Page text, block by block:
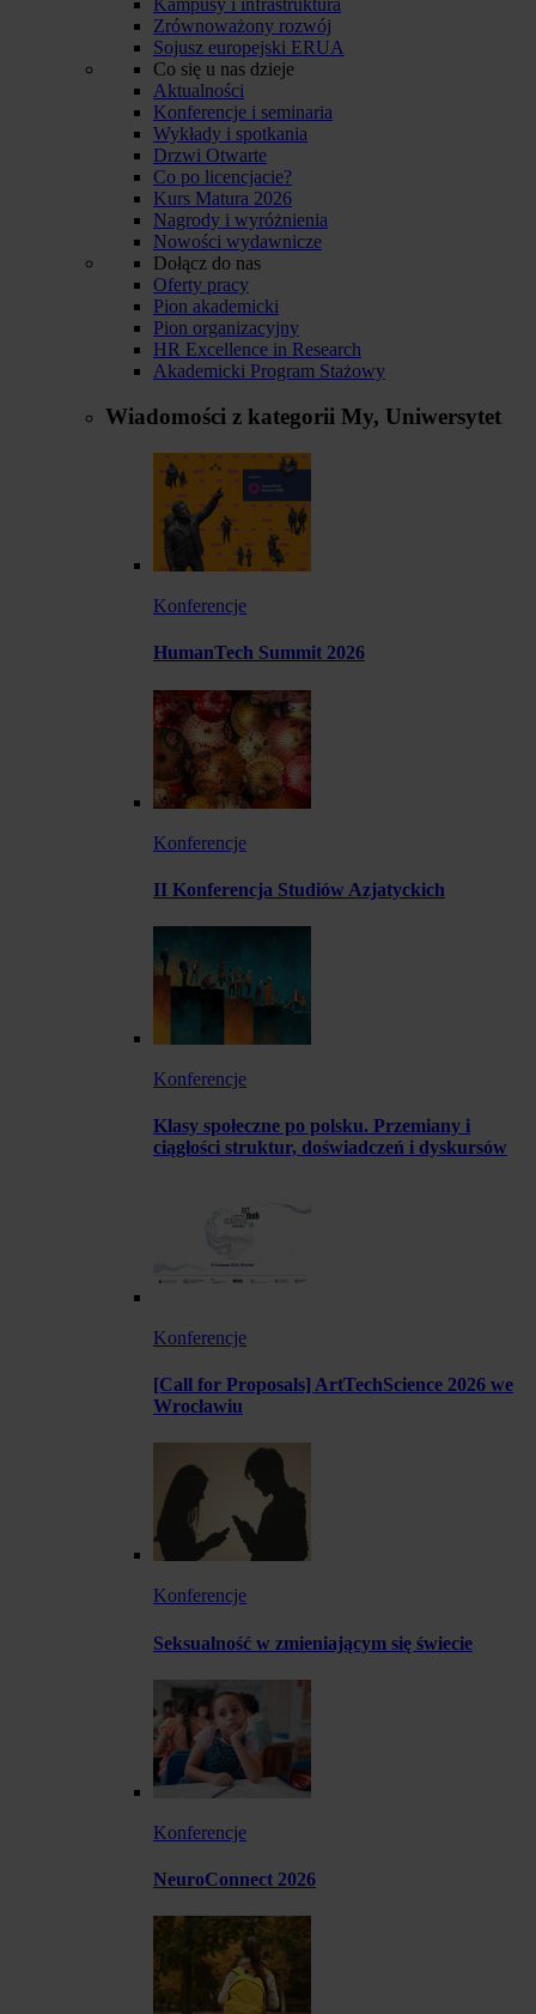
Zrównoważony rozwój
Sojusz europejski ERUA
Co się u nas dzieje
Aktualności
Konferencje i seminaria
Wykłady i spotkania
Drzwi Otwarte
Co po licencjacie?
Kurs Matura 2026
Nagrody i wyróżnienia
Nowości wydawnicze
Dołącz do nas
Oferty pracy
Pion akademicki
Pion organizacyjny
HR Excellence in Research
Akademicki Program Stażowy
Wiadomości z kategorii My, Uniwersytet
Konferencje
HumanTech Summit 2026
Konferencje
II Konferencja Studiów Azjatyckich
Konferencje
Klasy społeczne po polsku. Przemiany i
ciągłości struktur, doświadczeń i dyskursów
Konferencje
[Call for Proposals] ArtTechScience 2026 we
Wrocławiu
Konferencje
Seksualność w zmieniającym się świecie
Konferencje
NeuroConnect 2026